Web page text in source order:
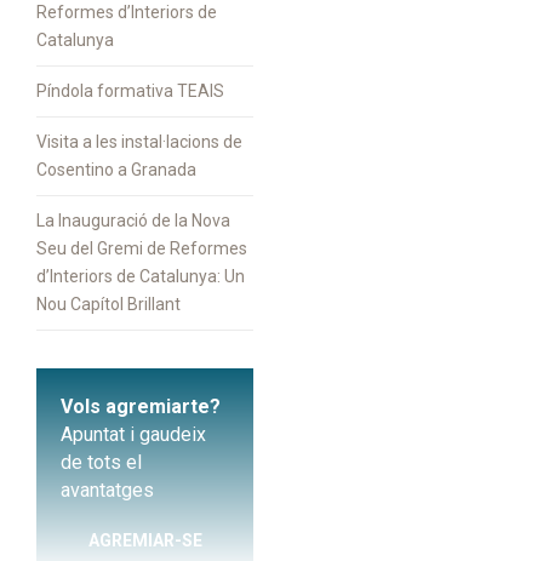
Reformes d’Interiors de
Catalunya
Píndola formativa TEAIS
Visita a les instal·lacions de
Cosentino a Granada
La Inauguració de la Nova
Seu del Gremi de Reformes
d’Interiors de Catalunya: Un
Nou Capítol Brillant
Vols agremiarte?
Apuntat i gaudeix
de tots el
avantatges
AGREMIAR-SE